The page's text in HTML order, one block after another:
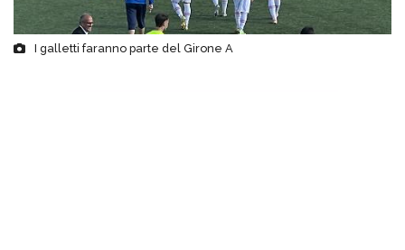
I galletti faranno parte del Girone A